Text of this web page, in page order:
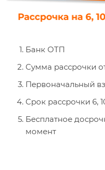
Банк ОТП
Сумма рассрочки
Первоначальный
Срок рассрочки 6,
Бесплатное
момент